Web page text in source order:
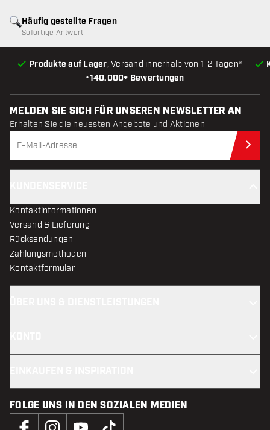
•140.000+ Bewertungen
Produkte auf Lager, Versand innerhalb von 1-2 Tagen*
Häufig gestellte Fragen
Sofortige Antwort
MELDEN SIE SICH FÜR UNSEREN NEWSLETTER AN
Erhalten Sie die neuesten Angebote und Aktionen
Kontaktinformationen
Versand & Lieferung
Rücksendungen
Zahlungsmethoden
Kontaktformular
FOLGE UNS IN DEN SOZIALEN MEDIEN